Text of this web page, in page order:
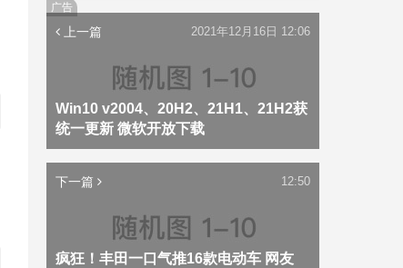
广告
上一篇
Win10 v2004、20H2、21H1、21H2获
统一更新 微软开放下载
2021年12月16日 12:06
下一篇
疯狂！丰田一口气推16款电动车 网友
12:50